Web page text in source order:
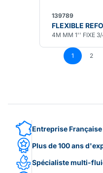
139789
FLEXIBLE
4M MM 1'' FIXE
1 2
Entreprise Française
Plus de 100 ans
Spécialiste multi-